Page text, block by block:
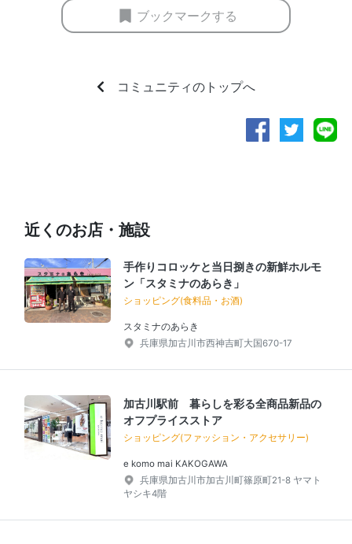
ブックマークする
コミュニティのトップへ
近くのお店・施設
手作りコロッケと当日捌きの新鮮ホルモ
ン「スタミナのあらき」
ショッピング(食料品・お酒)
スタミナのあらき
兵庫県加古川市西神吉町大国670-17
加古川駅前 暮らしを彩る全商品新品の
オフプライスストア
ショッピング(ファッション・アクセサリー)
e komo mai KAKOGAWA
兵庫県加古川市加古川町篠原町21-8 ヤマト
ヤシキ4階